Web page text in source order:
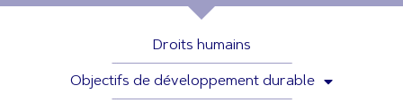
Droits humains
Objectifs de développement durable